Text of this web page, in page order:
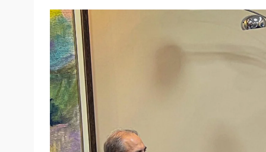
Por sua vez, o presidente do TJRO
papel do Legislativo no processo de
independência e da colaboração entre os
Participaram da reunião, além do
delegada Noelle Leite.